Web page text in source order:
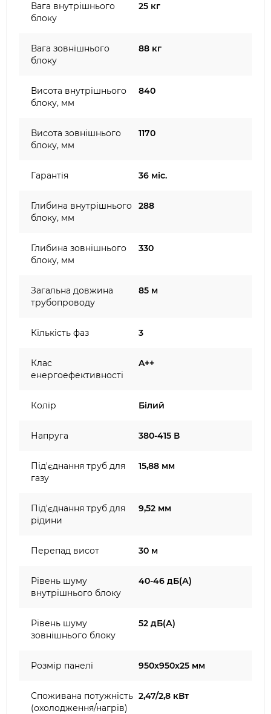
Вага внутрішнього
блоку
25 кг
Вага зовнішнього
блоку
88 кг
Висота внутрішнього
блоку, мм
840
Висота зовнішнього
блоку, мм
1170
Гарантія 36 міс.
Глибина внутрішнього
блоку, мм
288
Глибина зовнішнього
блоку, мм
330
Загальна довжина
трубопроводу
85 м
Кількість фаз 3
Клас
енергоефективності
A++
Колір Білий
Напруга 380-415 В
Під'єднання труб для
газу
15,88 мм
Під'єднання труб для
рідини
9,52 мм
Перепад висот 30 м
Рівень шуму
внутрішнього блоку
40-46 дБ(А)
Рівень шуму
зовнішнього блоку
52 дБ(А)
Розмір панелі 950x950x25 мм
Споживана потужність
(охолодження/нагрів)
2,47/2,8 кВт